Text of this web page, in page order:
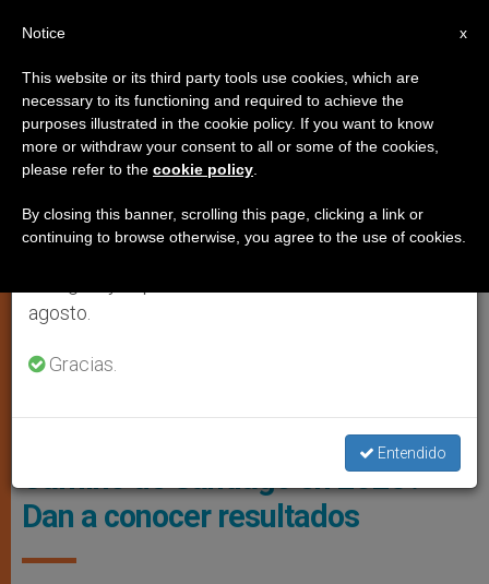
IGLESIA LOCAL
Grupo De Peregrinos Asiáticos En El Praza Do Obradoiro Tras
¿Cuántos peregrinos hicieron el
Camino de Santiago en 2025?
Dan a conocer resultados
×
Aviso importante
Del 27 de julio al 7 de agosto haremos la pausa
anual, aprovechando que en el periodo de verano
se generan menos informaciones y también el
agosto.
Gracias.
Entendido
x
Notice
This website or its third party tools use cookies, which are
necessary to its functioning and required to achieve the
purposes illustrated in the cookie policy. If you want to know
more or withdraw your consent to all or some of the cookies,
please refer to the cookie policy
By closing this banner, scrolling this page, clicking a link or
continuing to browse otherwise, you agree to the use of cookies.